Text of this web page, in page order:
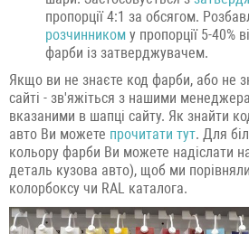
пропорції 4:1 за обсягом.
розчинником у пропорції 5-40%
фарби із затверджувачем.
Якщо ви не знаєте код фарби, або не
сайті - зв'яжіться з нашими
вказаними в шапці сайту. Як знайти
авто Ви можете прочитати тут. Для
кольору фарби Ви можете надіслати
деталь кузова авто), щоб ми
колорбоксу чи RAL каталога.